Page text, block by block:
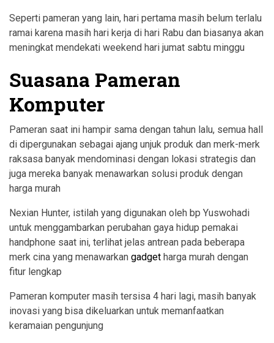
Seperti pameran yang lain, hari pertama masih belum terlalu
ramai karena masih hari kerja di hari Rabu dan biasanya akan
meningkat mendekati weekend hari jumat sabtu minggu
Suasana Pameran
Komputer
Pameran saat ini hampir sama dengan tahun lalu, semua hall
di dipergunakan sebagai ajang unjuk produk dan merk-merk
raksasa banyak mendominasi dengan lokasi strategis dan
juga mereka banyak menawarkan solusi produk dengan
harga murah
Nexian Hunter, istilah yang digunakan oleh bp Yuswohadi
untuk menggambarkan perubahan gaya hidup pemakai
handphone saat ini, terlihat jelas antrean pada beberapa
merk cina yang menawarkan gadget harga murah dengan
fitur lengkap
Pameran komputer masih tersisa 4 hari lagi, masih banyak
inovasi yang bisa dikeluarkan untuk memanfaatkan
keramaian pengunjung